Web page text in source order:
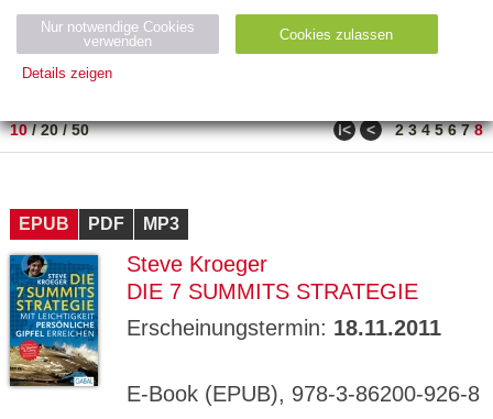
Neuerscheinung
Bestseller
PREIS
10/20/50 ǀ< < 2 3 4 5 6 7 8
EPUB PDF MP3
Steve Kroeger
DIE 7 SUMMITS STRATEGIE
Erscheinungstermin: 18.11.2011
E-Book (EPUB), 978-3-86200-926-8
Nur notwendige Cookies
verwenden
Cookies zulassen
Details zeigen
Name Zweck
ESSION
_ID
verlag.
de
Session verwendet
GV_CO
OKIES
gabal-
Speichert den Zustimmungsstatus des
Benutzers für Cookies auf der aktuellen
Domäne.